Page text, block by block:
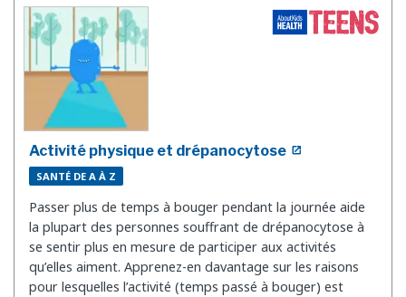
Activité physique et drépanocytose
SANTÉ DE A À Z
Passer plus de temps à bouger pendant la journée aide
la plupart des personnes souffrant de drépanocytose à
se sentir plus en mesure de participer aux activités
qu’elles aiment. Apprenez-en davantage sur les raisons
pour lesquelles l’activité (temps passé à bouger) est